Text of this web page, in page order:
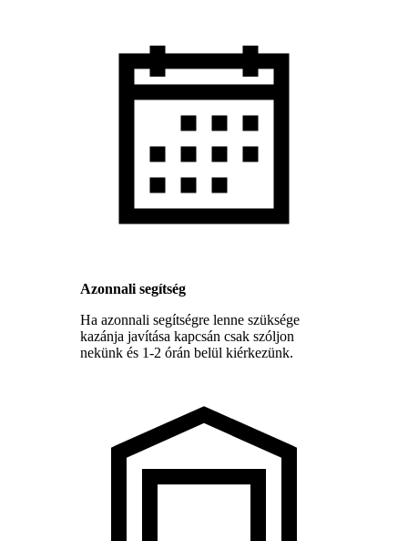
Azonnali segítség
Ha azonnali segítségre lenne szüksége
kazánja javítása kapcsán csak szóljon
nekünk és 1-2 órán belül kiérkezünk.